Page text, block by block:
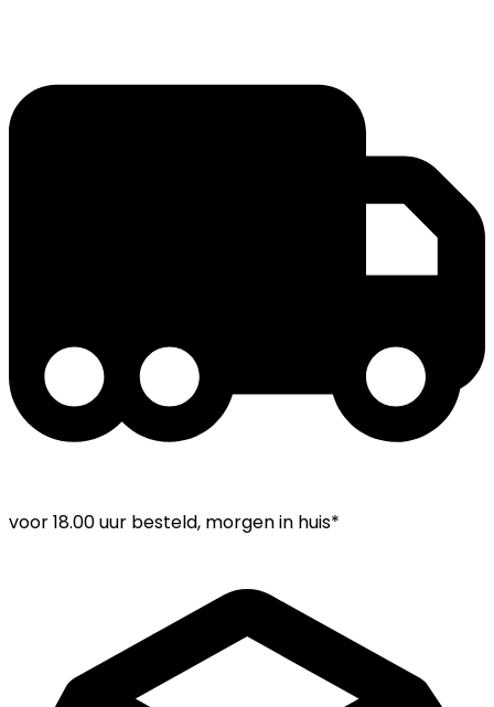
voor18.00 uur besteld, morgen in huis*